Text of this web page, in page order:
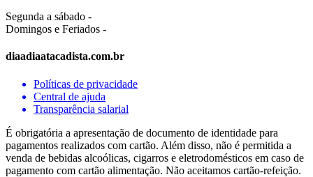
Segunda a sábado -
Domingos e Feriados -
diaadiaatacadista.com.br
Políticas de privacidade
Central de ajuda
Transparência salarial
É obrigatória a apresentação de documento de identidade para
pagamentos realizados com cartão. Além disso, não é permitida a
venda de bebidas alcoólicas, cigarros e eletrodomésticos em caso de
pagamento com cartão alimentação. Não aceitamos cartão-refeição.